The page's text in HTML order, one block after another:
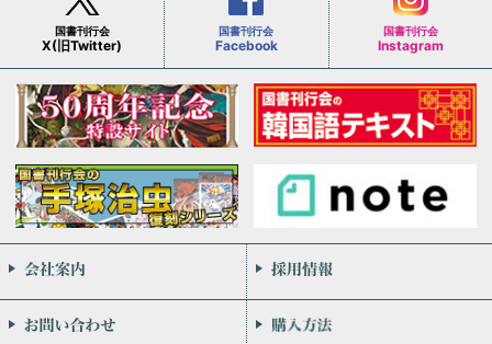
国書刊行会
X(旧Twitter)
国書刊行会
Facebook
国書刊行会
Instagram
会社案内
お問い合わせ